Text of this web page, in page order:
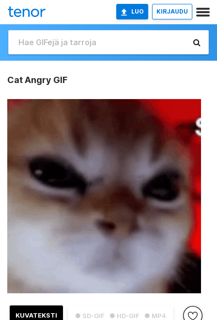
LUO KIRJAUDU
Cat Angry GIF
● SD-GIF ● HD-GIF ● MP4
KUVATEKSTI